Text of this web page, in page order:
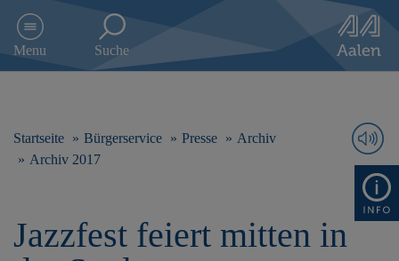
e
Menu Suche
Startseite Bürgerservice Presse
Archiv
Archiv 2017
Jazzfest feiert mitten in